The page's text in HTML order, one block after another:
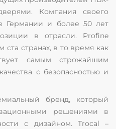
Компания своего
Германии и более 50 лет
в отрасли. Profine
ста странах, в то время как
самым строжайшим
с безопасностью и
бренд, который
решениями в
с дизайном. Trocal –